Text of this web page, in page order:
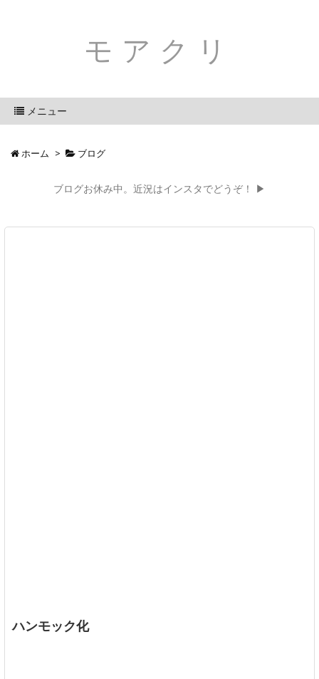
モアクリ
メニュー
ホーム > ブログ
ブログお休み中。近況はインスタでどうぞ！ ▶
ハンモック化